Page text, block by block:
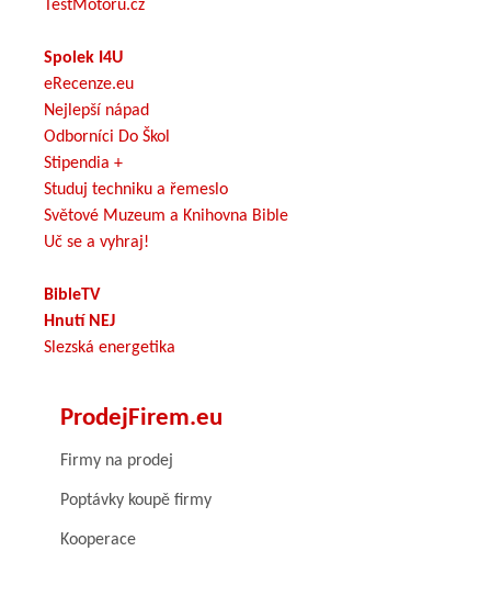
TestMotoru.cz
Spolek I4U
eRecenze.eu
Nejlepší nápad
Odborníci Do Škol
Stipendia +
Studuj techniku a řemeslo
Světové Muzeum a Knihovna Bible
Uč se a vyhraj!
BibleTV
Hnutí NEJ
Slezská energetika
ProdejFirem.eu
Firmy na prodej
Poptávky koupě firmy
Kooperace